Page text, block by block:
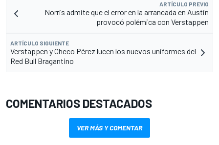
ARTÍCULO PREVIO
Norris admite que el error en la arrancada en Austin
provocó polémica con Verstappen
ARTÍCULO SIGUIENTE
Verstappen y Checo Pérez lucen los nuevos uniformes del
Red Bull Bragantino
COMENTARIOS DESTACADOS
VER MÁS Y COMENTAR